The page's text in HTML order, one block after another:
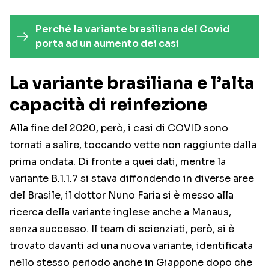
Perché la variante brasiliana del Covid
porta ad un aumento dei casi
La variante brasiliana e l’alta
capacità di reinfezione
Alla fine del 2020, però, i casi di COVID sono
tornati a salire, toccando vette non raggiunte dalla
prima ondata. Di fronte a quei dati, mentre la
variante B.1.1.7 si stava diffondendo in diverse aree
del Brasile, il dottor Nuno Faria si è messo alla
ricerca della variante inglese anche a Manaus,
senza successo. Il team di scienziati, però, si è
trovato davanti ad una nuova variante, identificata
nello stesso periodo anche in Giappone dopo che